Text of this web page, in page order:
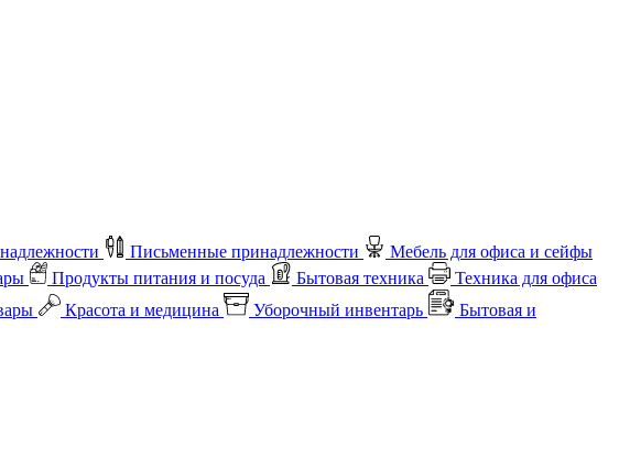
Письменные принадлежности
Мебель для офиса и сейфы
Продукты питания и посуда Бытовая техника
Техника для офиса
Красота и медицина Уборочный инвентарь
Бытовая и